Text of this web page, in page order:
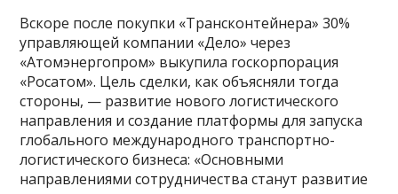
Вскоре после покупки «Трансконтейнера» 30%
управляющей компании «Дело» через
«Атомэнергопром» выкупила госкорпорация
«Росатом». Цель сделки, как объясняли тогда
стороны, — развитие нового логистического
направления и создание платформы для запуска
глобального международного транспортно-
логистического бизнеса: «Основными
направлениями сотрудничества станут развитие